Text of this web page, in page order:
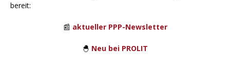
bereit:
📰 aktueller PPP-Newsletter
🐣 Neu bei PROLIT